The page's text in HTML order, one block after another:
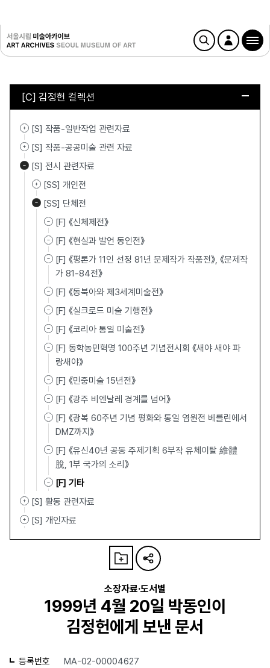
[C] 김정헌 컬렉션
[S] 작품-일반작업 관련자료
[S] 작품-공공미술 관련 자료
[S] 전시 관련자료
[SS] 개인전
[SS] 단체전
[F] 《신체제전》
[F] 《현실과 발언 동인전》
[F] 《평론가 11인 선정 81년 문제작가 작품전》, 《문제작
가 81-84전》
[F] 《동북아와 제3세계미술전》
[F] 《실크로드 미술 기행전》
[F] 《코리아 통일 미술전》
[F] 동학농민혁명 100주년 기념전시회 《새야 새야 파
랑새야》
[F] 《민중미술 15년전》
[F] 《광주 비엔날레 경계를 넘어》
[F] 《광복 60주년 기념 평화와 통일 염원전 베를린에서
DMZ까지》
[F] 《유신40년 공동 주제기획 6부작 유체이탈 維體離
脫, 1부 국가의 소리》
[F] 기타
[S] 활동 관련자료
[S] 개인자료
소장자료·도서별
1999년 4월 20일 박동인이
김정헌에게 보낸 문서
등록번호 MA-02-00004627